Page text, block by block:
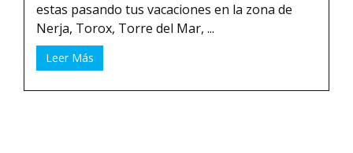
estas pasando tus vacaciones en la zona de
Nerja, Torox, Torre del Mar, ...
Leer Más